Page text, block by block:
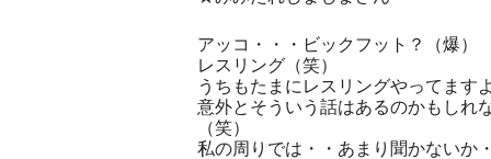
アッコ・・・ビックフット？（爆）
レスリング（笑）
うちもたまにレスリングやってます
意外とそういう話はあるのかもしれ
（笑）
私の周りでは・・あまり聞かないか